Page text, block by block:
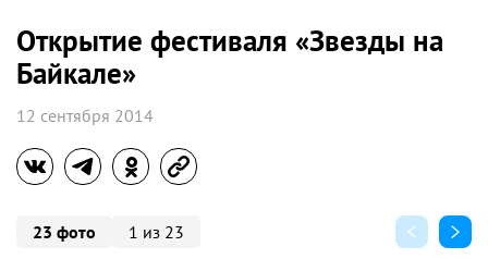
Открытие фестиваля «Звезды на
Байкале»
12 сентября 2014
23 фото 1 из 23